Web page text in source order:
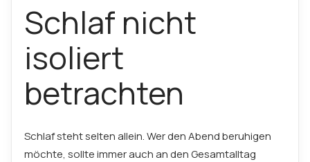
Schlaf nicht
isoliert
betrachten
Schlaf steht selten allein. Wer den Abend beruhigen
möchte, sollte immer auch an den Gesamtalltag